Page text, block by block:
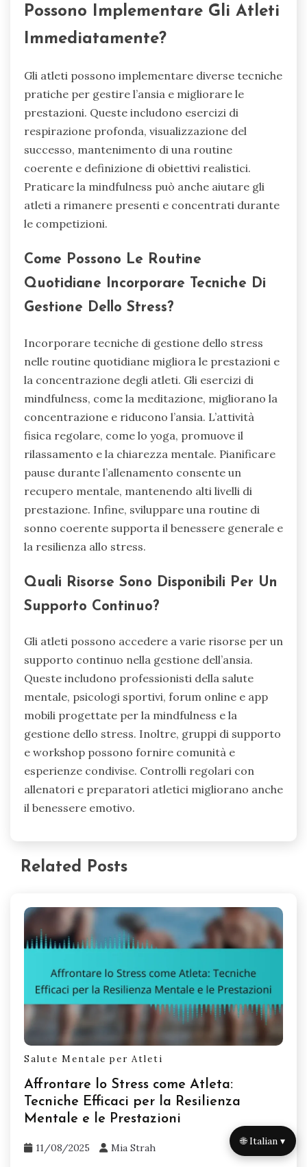
Possono Implementare Gli Atleti
Immediatamente?
Gli atleti possono implementare diverse tecniche
pratiche per gestire l’ansia e migliorare le
prestazioni. Queste includono esercizi di
respirazione profonda, visualizzazione del
successo, mantenimento di una routine
coerente e definizione di obiettivi realistici.
Praticare la mindfulness può anche aiutare gli
atleti a rimanere presenti e concentrati durante
le competizioni.
Come Possono Le Routine
Quotidiane Incorporare Tecniche Di
Gestione Dello Stress?
Incorporare tecniche di gestione dello stress
nelle routine quotidiane migliora le prestazioni e
la concentrazione degli atleti. Gli esercizi di
mindfulness, come la meditazione, migliorano la
concentrazione e riducono l’ansia. L’attività
fisica regolare, come lo yoga, promuove il
rilassamento e la chiarezza mentale. Pianificare
pause durante l’allenamento consente un
recupero mentale, mantenendo alti livelli di
prestazione. Infine, sviluppare una routine di
sonno coerente supporta il benessere generale e
la resilienza allo stress.
Quali Risorse Sono Disponibili Per Un
Supporto Continuo?
Gli atleti possono accedere a varie risorse per un
supporto continuo nella gestione dell’ansia.
Queste includono professionisti della salute
mentale, psicologi sportivi, forum online e app
mobili progettate per la mindfulness e la
gestione dello stress. Inoltre, gruppi di supporto
e workshop possono fornire comunità e
esperienze condivise. Controlli regolari con
allenatori e preparatori atletici migliorano anche
il benessere emotivo.
Related Posts
Salute Mentale per Atleti
Affrontare lo Stress come Atleta:
Tecniche Efficaci per la Resilienza
Mentale e le Prestazioni
11/08/2025 Mia Strah
🌐 Italian ▾